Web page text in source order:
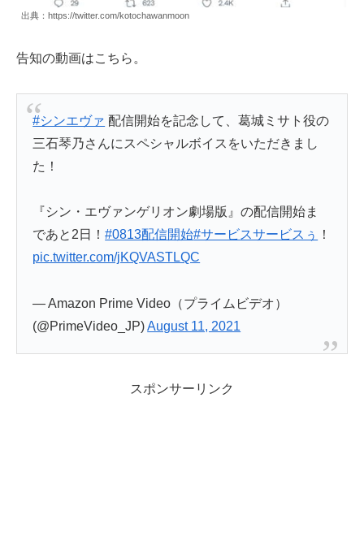
出典：https://twitter.com/kotochawanmoon
告知の動画はこちら。
#シンエヴァ 配信開始を記念して、葛城ミサト役の
三石琴乃さんにスペシャルボイスをいただきまし
た！
『シン・エヴァンゲリオン劇場版』の配信開始ま
であと2日！#0813配信開始#サービスサービスぅ
！
pic.twitter.com/jKQVASTLQC
— Amazon Prime Video（プライムビデオ）
(@PrimeVideo_JP)August 11, 2021
スポンサーリンク